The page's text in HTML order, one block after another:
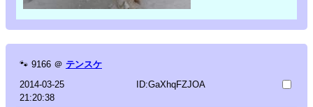
🐾 9166 ＠ テンスケ
2014-03-25
21:20:38
ID:GaXhqFZJOA